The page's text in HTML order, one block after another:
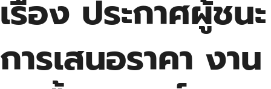
เรื่อง ประกาศผู้ชนะ
การเสนอราคา งาน